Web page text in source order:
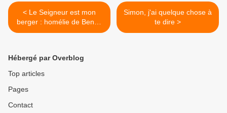
< Le Seigneur est mon
berger : homélie de Benoît
XVI à la Messe du Sacré
Sacerdotale
Simon, j'ai quelque chose à
te dire >
Hébergé par Overblog
Top articles
Pages
Contact